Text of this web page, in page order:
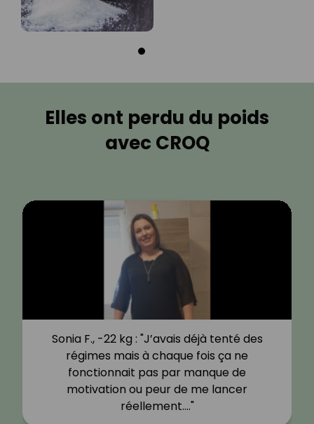
Elles ont perdu du poids
avec CROQ
Sonia F., -22 kg : "J’avais déjà tenté des
régimes mais à chaque fois ça ne
fonctionnait pas par manque de
motivation ou peur de me lancer
réellement.…"